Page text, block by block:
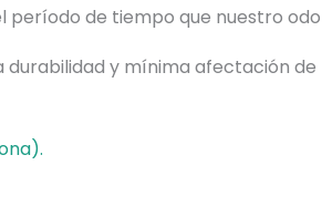
de tiempo que nuestro
y mínima afectación de los